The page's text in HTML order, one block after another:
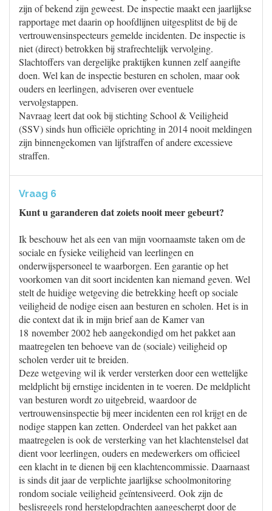
zijn of bekend zijn geweest. De inspectie maakt een jaarlijkse
rapportage met daarin op hoofdlijnen uitgesplitst de bij de
vertrouwensinspecteurs gemelde incidenten. De inspectie is
niet (direct) betrokken bij strafrechtelijk vervolging.
Slachtoffers van dergelijke praktijken kunnen zelf aangifte
doen. Wel kan de inspectie besturen en scholen, maar ook
ouders en leerlingen, adviseren over eventuele
vervolgstappen.
Navraag leert dat ook bij stichting School & Veiligheid
(SSV) sinds hun officiële oprichting in 2014 nooit meldingen
zijn binnengekomen van lijfstraffen of andere excessieve
straffen.
Vraag 6
Kunt u garanderen dat zoiets nooit meer gebeurt?
Ik beschouw het als een van mijn voornaamste taken om de
sociale en fysieke veiligheid van leerlingen en
onderwijspersoneel te waarborgen. Een garantie op het
voorkomen van dit soort incidenten kan niemand geven. Wel
stelt de huidige wetgeving die betrekking heeft op sociale
veiligheid de nodige eisen aan besturen en scholen. Het is in
die context dat ik in mijn brief aan de Kamer van
18 november 2002 heb aangekondigd om het pakket aan
maatregelen ten behoeve van de (sociale) veiligheid op
scholen verder uit te breiden.
Deze wetgeving wil ik verder versterken door een wettelijke
meldplicht bij ernstige incidenten in te voeren. De meldplicht
van besturen wordt zo uitgebreid, waardoor de
vertrouwensinspectie bij meer incidenten een rol krijgt en de
nodige stappen kan zetten. Onderdeel van het pakket aan
maatregelen is ook de versterking van het klachtenstelsel dat
dient voor leerlingen, ouders en medewerkers om officieel
een klacht in te dienen bij een klachtencommissie. Daarnaast
is sinds dit jaar de verplichte jaarlijkse schoolmonitoring
rondom sociale veiligheid geïntensiveerd. Ook zijn de
beslisregels rond herstelopdrachten aangescherpt door de